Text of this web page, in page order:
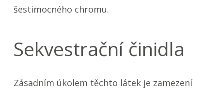
šestimocného chromu.
Sekvestrační činidla
Zásadním úkolem těchto látek je zamezení